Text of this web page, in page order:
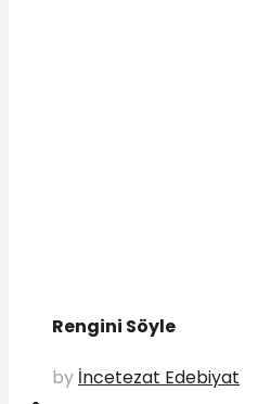
Rengini Söyle
by İncetezat Edebiyat